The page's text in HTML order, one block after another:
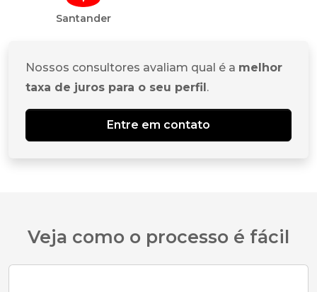
Santander
Nossos consultores avaliam qual é a melhor
taxa de juros para o seu perfil.
Entre em contato
Veja como o processo é fácil